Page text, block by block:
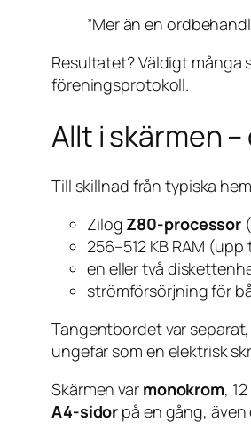
”Mer än en
Resultatet? Väldigt många
föreningsprotokoll.
Allt i skärmen
Till skillnad från typiska
Zilog Z80-processor
256–512 KB RAM
en eller två
strömförsörjning för
Tangentbordet var
ungefär som en elektrisk
Skärmen var monokrom,
A4-sidor på en gång,